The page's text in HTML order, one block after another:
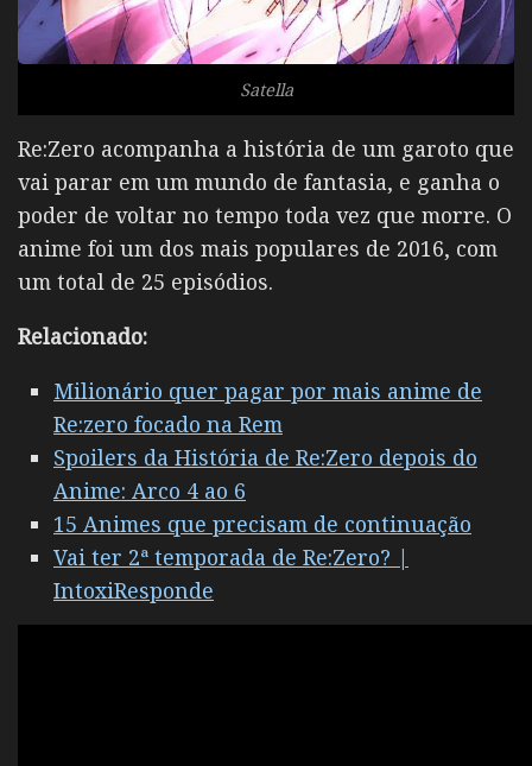
Satella
Re:Zero acompanha a história de um garoto que
vai parar em um mundo de fantasia, e ganha o
poder de voltar no tempo toda vez que morre. O
anime foi um dos mais populares de 2016, com
um total de 25 episódios.
Relacionado:
Milionário quer pagar por mais anime de
Re:zero focado na Rem
Spoilers da História de Re:Zero depois do
Anime: Arco 4 ao 6
15 Animes que precisam de continuação
Vai ter 2ª temporada de Re:Zero? |
IntoxiResponde